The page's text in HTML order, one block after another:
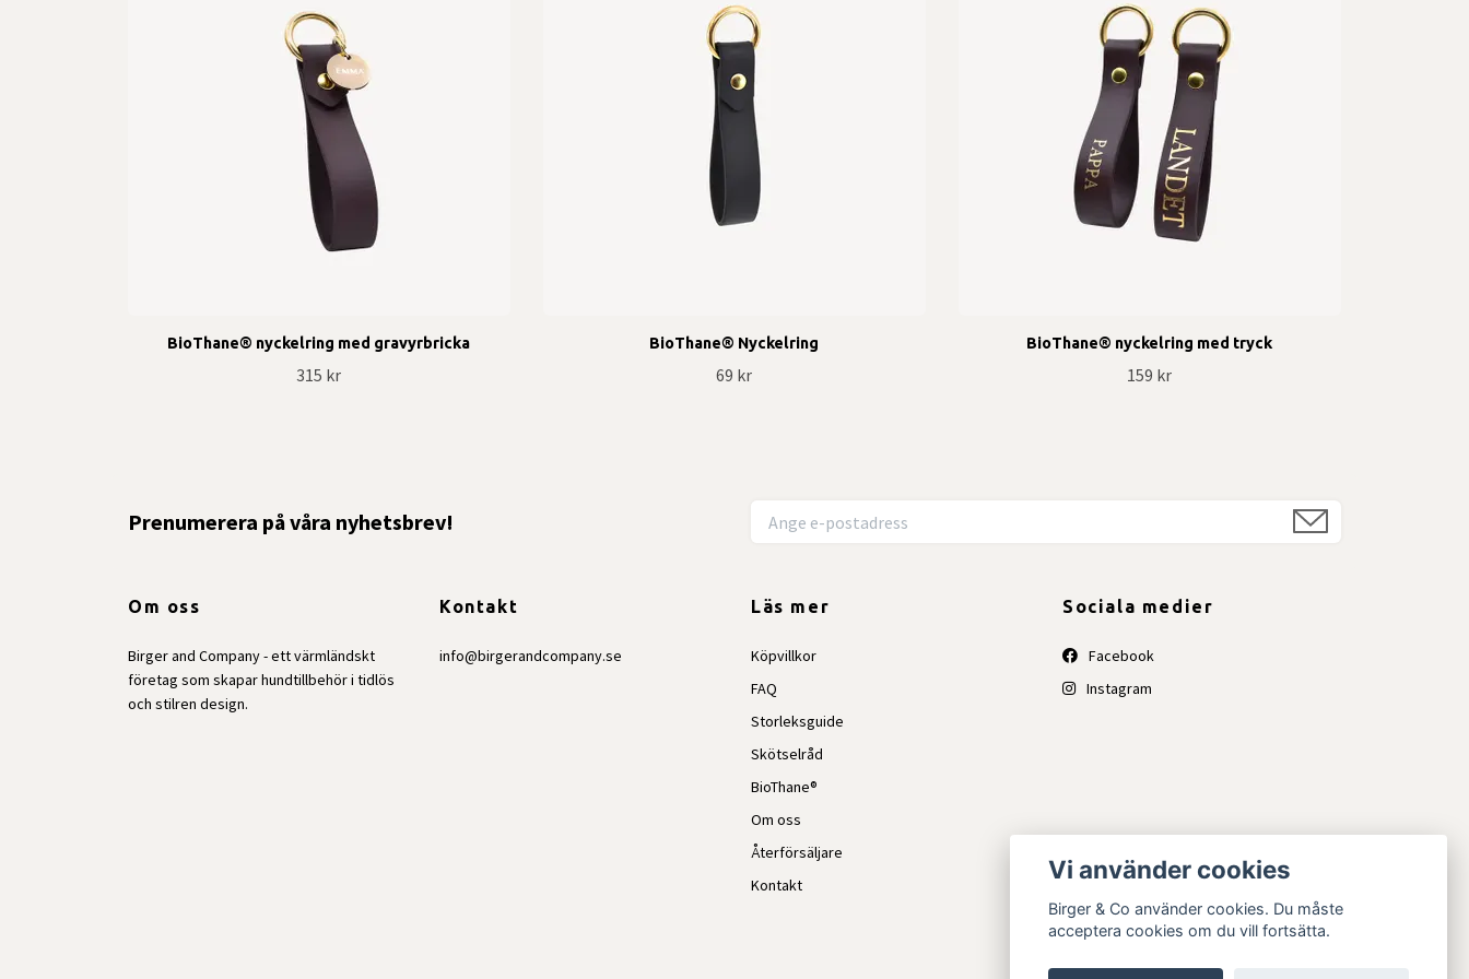
BioThane® nyckelring med gravyrbricka
315 kr
BioThane® Nyckelring
69 kr
BioThane® nyckelring med tryck
159 kr
Prenumerera på våra nyhetsbrev!
Om oss
Birger and Company - ett värmländskt
företag som skapar hundtillbehör i tidlös
och stilren design.
Kontakt
info@birgerandcompany.se
Läs mer
Köpvillkor
FAQ
Storleksguide
Skötselråd
BioThane®
Om oss
Återförsäljare
Kontakt
Sociala medier
Facebook
Instagram
Vi använder cookies
Birger & Co använder cookies. Du måste
acceptera cookies om du vill fortsätta.